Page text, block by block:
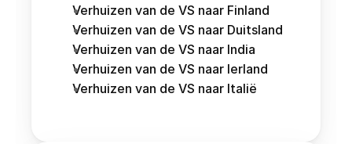
Verhuizen van de VS naar Finland
Verhuizen van de VS naar Duitsland
Verhuizen van de VS naar India
Verhuizen van de VS naar Ierland
Verhuizen van de VS naar Italië